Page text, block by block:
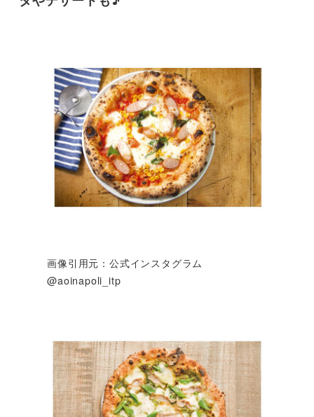
画像引用元：公式インスタグラム
@aoinapoli_itp